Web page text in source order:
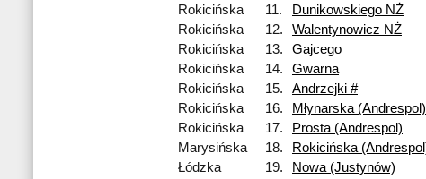
Rokicińska
11. Dunikowskiego NŻ
Rokicińska
12. Walentynowicz NŻ
Rokicińska
13. Gajcego
Rokicińska
14. Gwarna
Rokicińska
15. Andrzejki #
Rokicińska
16. Młynarska (Andrespol)
Rokicińska
17. Prosta (Andrespol)
Marysińska
18.
Rokicińska
Łódzka
19.
Nowa (Justynów)